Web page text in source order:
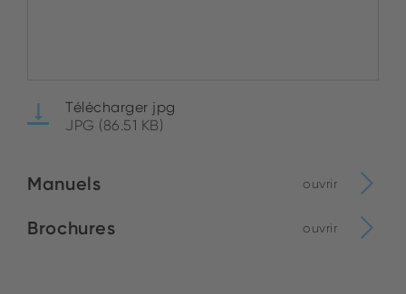
Télécharger jpg
JPG (86.51 KB)
Manuels ouvrir
Brochures ouvrir